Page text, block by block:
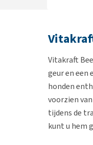
Vitakraft
geur en een
honden
voorzien
tijdens de
kunt u hem